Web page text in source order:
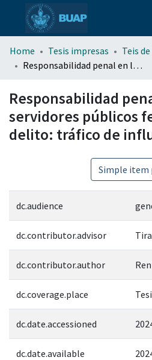
menu.section.about_menu
Home Tesis impresas
Teis
Responsabilidad penal en los servidores públicos federales en el delito: tráfico de influencia
Responsabilidad
servidores públicos
delito: tráfico de
Simple item
dc.audience
dc.contributor.advisor
dc.contributor.author
dc.coverage.place
dc.date.accessioned
dc.date.available